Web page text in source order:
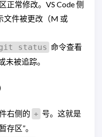
正常修改。VS Code 侧
文件被更改（M 或
status 命令查看
未被追踪。
右侧的 + 号。这就是
存区”。